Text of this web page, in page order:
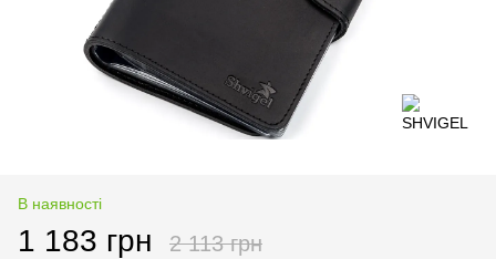
В наявності
1 183 грн 2 113 грн